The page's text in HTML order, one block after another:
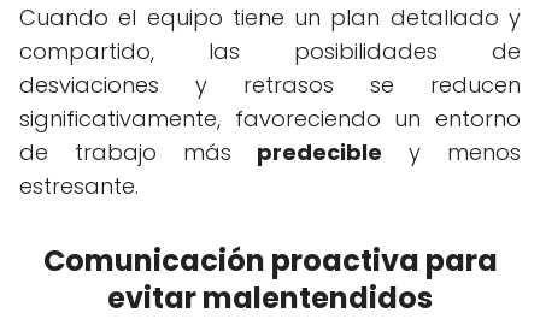
Cuando el equipo tiene un plan detallado y
compartido, las posibilidades de
desviaciones y retrasos se reducen
significativamente, favoreciendo un entorno
de trabajo más predecible y menos
estresante.
Comunicación proactiva para
evitar malentendidos